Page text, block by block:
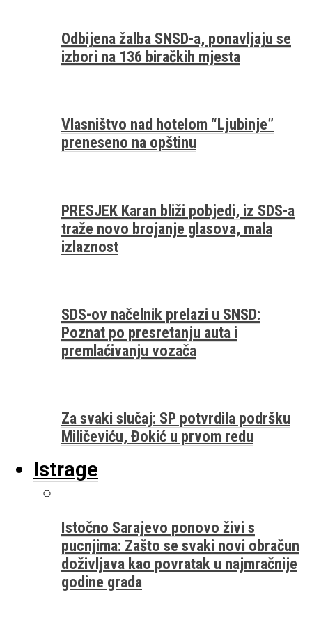
Odbijena žalba SNSD-a, ponavljaju se
izbori na 136 biračkih mjesta
Vlasništvo nad hotelom “Ljubinje”
preneseno na opštinu
PRESJEK Karan bliži pobjedi, iz SDS-a
traže novo brojanje glasova, mala
izlaznost
SDS-ov načelnik prelazi u SNSD:
Poznat po presretanju auta i
premlaćivanju vozača
Za svaki slučaj: SP potvrdila podršku
Miličeviću, Đokić u prvom redu
Istrage
Istočno Sarajevo ponovo živi s
pucnjima: Zašto se svaki novi obračun
doživljava kao povratak u najmračnije
godine grada